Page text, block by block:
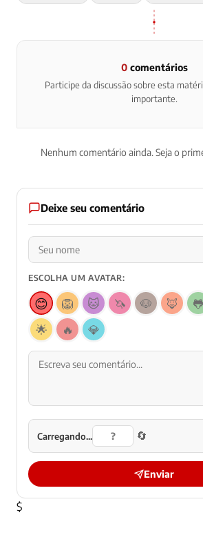
0comentários
Participe da discussão sobre esta
importante.
Nenhum comentário ainda. Seja o
Deixe seu comentário
ESCOLHA UM AVATAR:
😊 🦁 🐱 🦄 🐶 🦊 🐸
🌟
🔥 💎
Carregando... 🔄
Enviar
$